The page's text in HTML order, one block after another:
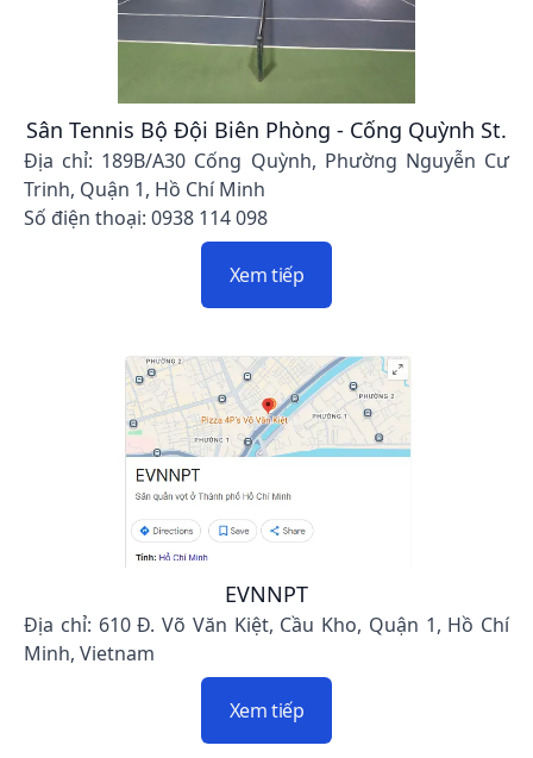
Sân Tennis Bộ Đội Biên Phòng - Cống Quỳnh St.
Địa chỉ: 189B/A30 Cống Quỳnh, Phường Nguyễn Cư
Trinh, Quận 1, Hồ Chí Minh
Số điện thoại: 0938 114 098
Xem tiếp
EVNNPT
Địa chỉ: 610 Đ. Võ Văn Kiệt, Cầu Kho, Quận 1, Hồ Chí
Minh, Vietnam
Xem tiếp